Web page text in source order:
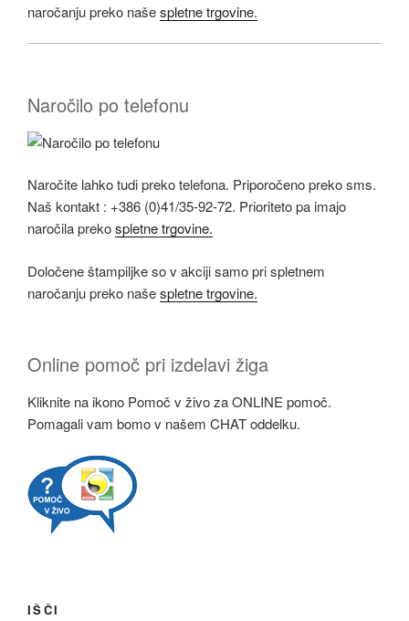
naročanju preko našespletne trgovine.
Naročilo po telefonu
Naročite lahko tudi preko telefona. Priporočeno preko sms.
Naš kontakt : +386 (0)41/35-92-72. Prioriteto pa imajo
naročila prekospletne trgovine.
Določene štampiljke so v akciji samo pri spletnem
naročanju preko našespletne trgovine.
Online pomoč pri izdelavi žiga
Kliknite na ikono Pomoč v živo za ONLINE pomoč.
Pomagali vam bomo v našem CHAT oddelku.
IŠČI